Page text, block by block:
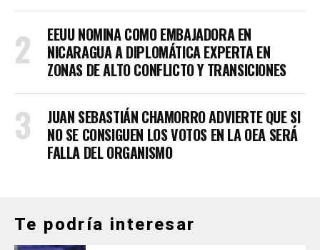
EEUU NOMINA COMO EMBAJADORA EN
NICARAGUA A DIPLOMÁTICA EXPERTA EN
ZONAS DE ALTO CONFLICTO Y TRANSICIONES
JUAN SEBASTIÁN CHAMORRO ADVIERTE QUE SI
NO SE CONSIGUEN LOS VOTOS EN LA OEA SERÁ
FALLA DEL ORGANISMO
Te podría interesar